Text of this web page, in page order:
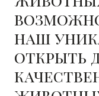
наш
открыть